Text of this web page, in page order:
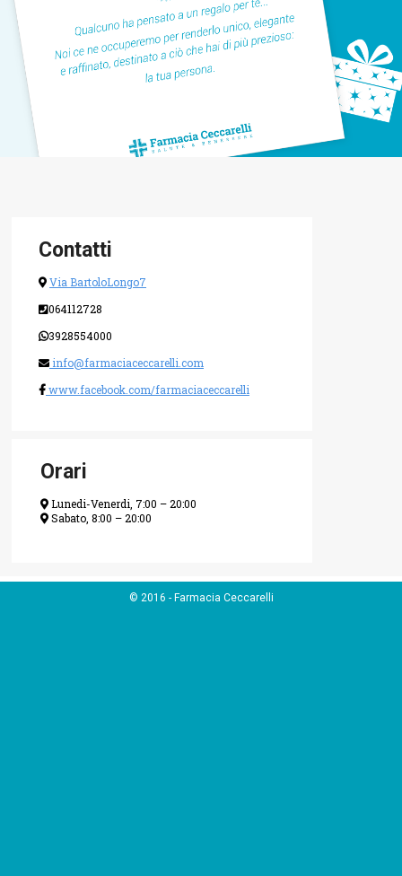
Contatti
Via BartoloLongo7
064112728
3928554000
info@farmaciaceccarelli.com
www.facebook.com/farmaciaceccarelli
Orari
Lunedi-Venerdi, 7:00 – 20:00
Sabato, 8:00 – 20:00
© 2016 - Farmacia Ceccarelli